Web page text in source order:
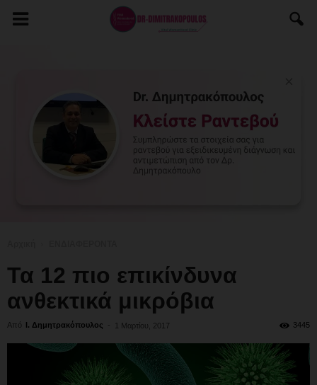
Τα 12 πιο επικίνδυνα
ανθεκτικά μικρόβια
Από Ι. Δημητρακόπουλος - 1 Μαρτίου, 2017 3445